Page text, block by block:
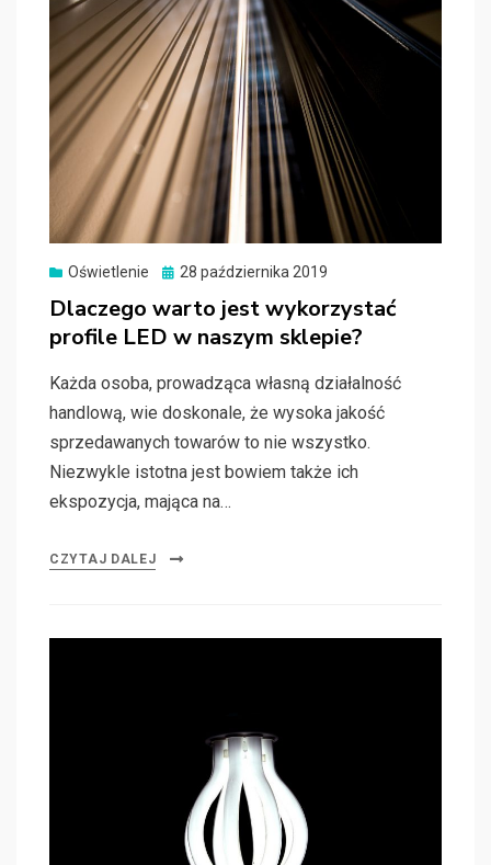
Oświetlenie
Posted
28 października 2019
Dlaczego warto jest wykorzystać
profile LED w naszym sklepie?
Każda osoba, prowadząca własną działalność
handlową, wie doskonale, że wysoka jakość
sprzedawanych towarów to nie wszystko.
Niezwykle istotna jest bowiem także ich
ekspozycja, mająca na…
CZYTAJ DALEJ